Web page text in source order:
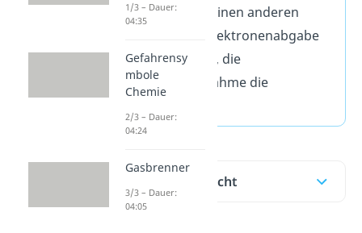
Elektronen auf einen anderen
überträgt. Die Elektronenabgabe
ist die Oxidation, die
Elektronenaufnahme die
Inhaltsübersicht
1/3 – Dauer:
04:35
Gefahrensy
mbole
Chemie
2/3 – Dauer:
04:24
Gasbrenner
3/3 – Dauer:
04:05